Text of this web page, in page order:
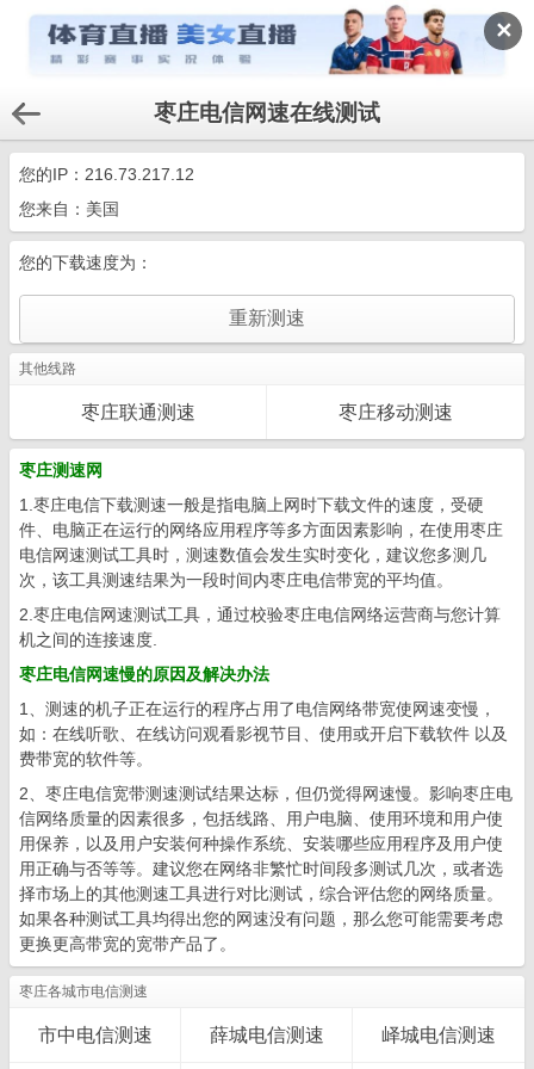
✕
枣庄电信网速在线测试
您的IP： 216.73.217.12
您来自：美国
您的下载速度为：
其他线路
枣庄联通测速 枣庄移动测速
枣庄测速网
1.枣庄电信下载测速一般是指电脑上网时下载文件的速度，受硬
件、电脑正在运行的网络应用程序等多方面因素影响，在使用枣庄
电信网速测试工具时，测速数值会发生实时变化，建议您多测几
次，该工具测速结果为一段时间内枣庄电信带宽的平均值。
2.枣庄电信网速测试工具，通过校验枣庄电信网络运营商与您计算
机之间的连接速度.
枣庄电信网速慢的原因及解决办法
1、测速的机子正在运行的程序占用了电信网络带宽使网速变慢，
如：在线听歌、在线访问观看影视节目、使用或开启下载软件 以及
费带宽的软件等。
2、枣庄电信宽带测速测试结果达标，但仍觉得网速慢。影响枣庄电
信网络质量的因素很多，包括线路、用户电脑、使用环境和用户使
用保养，以及用户安装何种操作系统、安装哪些应用程序及用户使
用正确与否等等。建议您在网络非繁忙时间段多测试几次，或者选
择市场上的其他测速工具进行对比测试，综合评估您的网络质量。
如果各种测试工具均得出您的网速没有问题，那么您可能需要考虑
更换更高带宽的宽带产品了。
枣庄各城市电信测速
市中电信测速 薛城电信测速 峄城电信测速